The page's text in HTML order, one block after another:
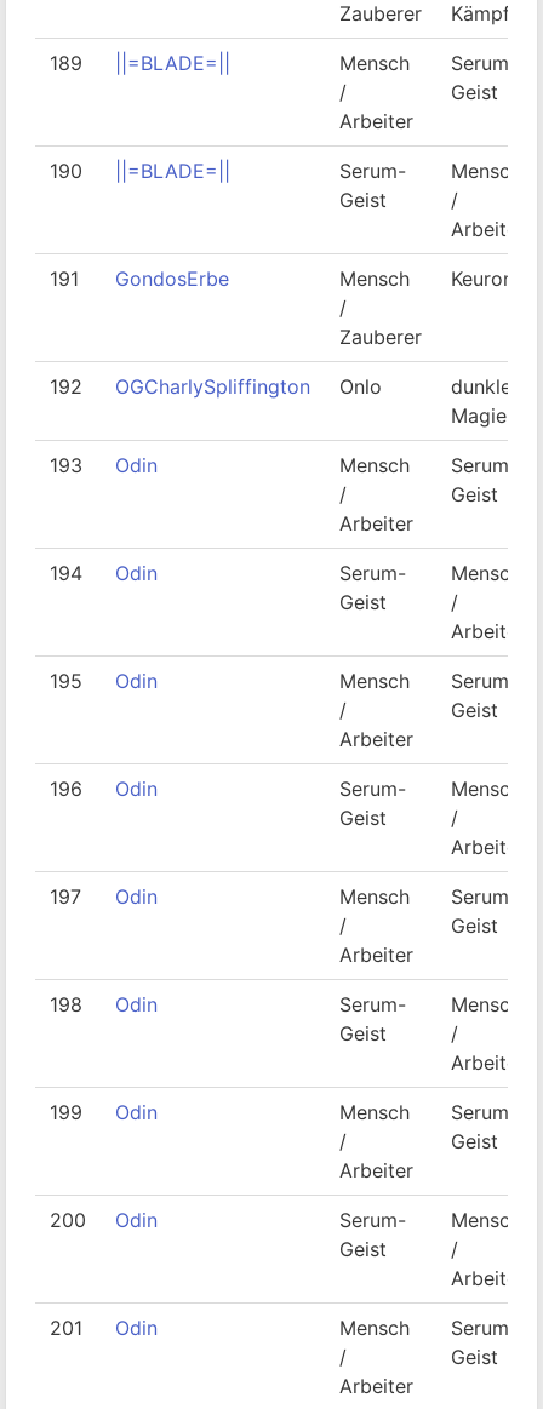
Zauberer
Kämpfer
189 ||=BLADE=||
Mensch
/
Arbeiter
Serum-
Geist
190 ||=BLADE=||
Serum-
Geist
Mensch
/
Arbeiter
191 GondosErbe
Mensch
/
Zauberer
Keuroner
192 OGCharlySpliffington Onlo
dunkler
Magier
193 Odin
Mensch
/
Arbeiter
Serum-
Geist
194 Odin
Serum-
Geist
Mensch
/
Arbeiter
195 Odin
Mensch
/
Arbeiter
Serum-
Geist
196 Odin
Serum-
Geist
Mensch
/
Arbeiter
197 Odin
Mensch
/
Arbeiter
Serum-
Geist
198 Odin
Serum-
Geist
Mensch
/
Arbeiter
199 Odin
Mensch
/
Arbeiter
Serum-
Geist
200 Odin
Serum-
Geist
Mensch
/
Arbeiter
201 Odin
Mensch
/
Arbeiter
Serum-
Geist